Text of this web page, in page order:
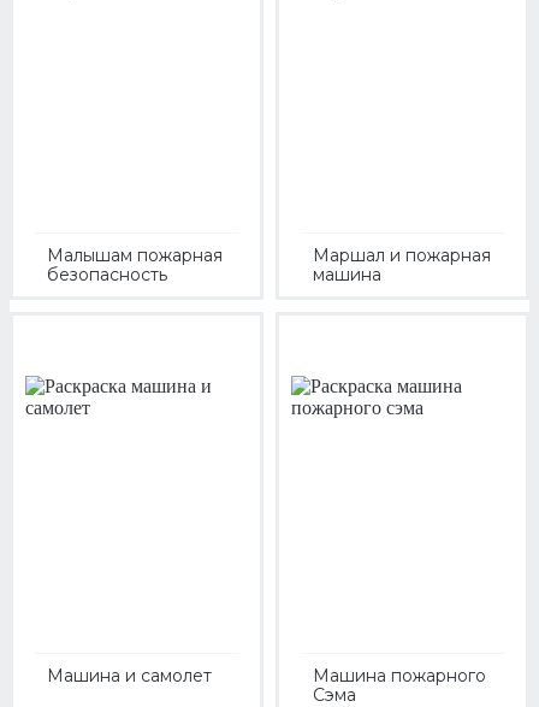
Малышам пожарная
безопасность
Маршал и пожарная
машина
Машина и самолет
Машина пожарного
Сэма